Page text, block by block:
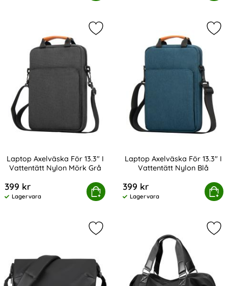
Laptop Axelväska För 13.3" I
Vattentätt Nylon Mörk Grå
399 kr
Tillgänglighet:
Lagervara
Köp
Axelväska För 13.3" I Vattentätt Nylon Mörk Grå
Markera laptop Axelväska För
Laptop Axelväska För 13.3" I
Vattentätt Nylon Blå
399 kr
Tillgänglighet:
Lagervara
Köp
Laptop Axelväska För
Markera mARK RYDEN